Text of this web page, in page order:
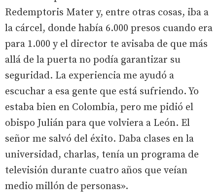
Redemptoris Mater y, entre otras cosas, iba a
la cárcel, donde había 6.000 presos cuando era
para 1.000 y el director te avisaba de que más
allá de la puerta no podía garantizar su
seguridad. La experiencia me ayudó a
escuchar a esa gente que está sufriendo. Yo
estaba bien en Colombia, pero me pidió el
obispo Julián para que volviera a León. El
señor me salvó del éxito. Daba clases en la
universidad, charlas, tenía un programa de
televisión durante cuatro años que veían
medio millón de personas».